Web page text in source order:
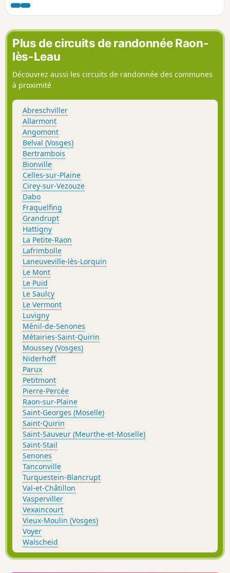
retour après La Haute-Côte, nous y avons trouvé
quelques passages qui nous ont rappelé un
peu les mythiques sentiers des Roches ou des
Hirschsteine entre La Schlucht et le Hohneck ; à
savoir des sentiers très rocailleux comprenant
des secteurs assez sportifs coupés par des
sources nombreuses. À éviter aux périodes
pluvieuses
Plus de circuits de randonnée Raon-
lès-Leau
Découvrez aussi les circuits de randonnée des communes
à proximité
Abreschviller
Allarmont
Angomont
Belval (Vosges)
Bertrambois
Bionville
Celles-sur-Plaine
Cirey-sur-Vezouze
Dabo
Fraquelfing
Grandrupt
Hattigny
La Petite-Raon
Lafrimbolle
Laneuveville-lès-Lorquin
Le Mont
Le Puid
Le Saulcy
Le Vermont
Luvigny
Ménil-de-Senones
Métairies-Saint-Quirin
Moussey (Vosges)
Niderhoff
Parux
Petitmont
Pierre-Percée
Raon-sur-Plaine
Saint-Georges (Moselle)
Saint-Quirin
Saint-Sauveur (Meurthe-et-Moselle)
Saint-Stail
Senones
Tanconville
Turquestein-Blancrupt
Val-et-Châtillon
Vasperviller
Vexaincourt
Vieux-Moulin (Vosges)
Voyer
Walscheid